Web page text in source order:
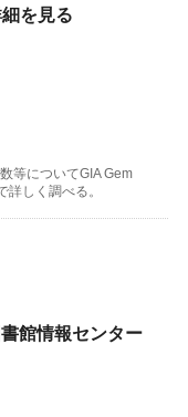
を見る
等についてGIA Gem
しく調べる。
館情報センター